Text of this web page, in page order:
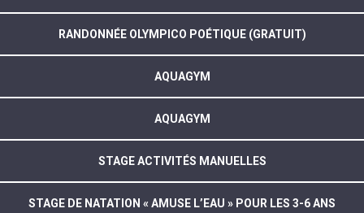
RANDONNÉE OLYMPICO POÉTIQUE (GRATUIT)
AQUAGYM
AQUAGYM
STAGE ACTIVITÉS MANUELLES
STAGE DE NATATION « AMUSE L’EAU » POUR LES 3-6 ANS